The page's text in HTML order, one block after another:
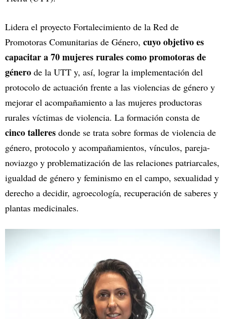
Lidera el proyecto Fortalecimiento de la Red de
Promotoras Comunitarias de Género, cuyo objetivo es
capacitar a 70 mujeres rurales como promotoras de
género de la UTT y, así, lograr la implementación del
protocolo de actuación frente a las violencias de género y
mejorar el acompañamiento a las mujeres productoras
rurales víctimas de violencia. La formación consta de
cinco talleres donde se trata sobre formas de violencia de
género, protocolo y acompañamientos, vínculos, pareja-
noviazgo y problematización de las relaciones patriarcales,
igualdad de género y feminismo en el campo, sexualidad y
derecho a decidir, agroecología, recuperación de saberes y
plantas medicinales.